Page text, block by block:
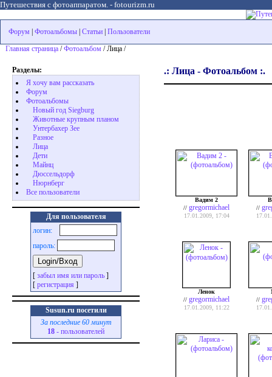
Путешествия с фотоаппаратом. - fotourizm.ru
Форум Фотоальбомы Статьи Пользователи
Главная страница /Фотоальбом / Лица /
Разделы:
Я хочу вам рассказать
Форум
Фотоальбомы
Новый год Siegburg
Животные крупным планом
Унтербахер Зее
Разное
Лица
Дети
Майнц
Дюссельдорф
Нюрнберг
Все пользователи
Для пользователя
логин:
пароль:
[ забыл имя или пароль ]
[ регистрация ]
Susun.ru посетили
За последние 60 минут
18 - пользователей
.: Лица - Фотоальбом :.
Вадим 2
// gregormichael
17.01.2009, 17:04
//
Ленок
// gregormichael
17.01.2009, 11:22
//